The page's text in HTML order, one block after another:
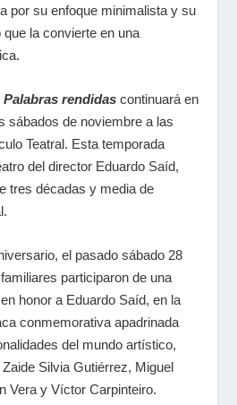
por su enfoque minimalista y su
la convierte en una
Palabras rendidas continuará en
sábados de noviembre a las
Teatral. Esta temporada
del director Eduardo Saíd,
tres décadas y media de
el pasado sábado 28
participaron de una
honor a Eduardo Saíd, en la
conmemorativa apadrinada
del mundo artístico,
Silvia Gutiérrez, Miguel
Vera y Víctor Carpinteiro.